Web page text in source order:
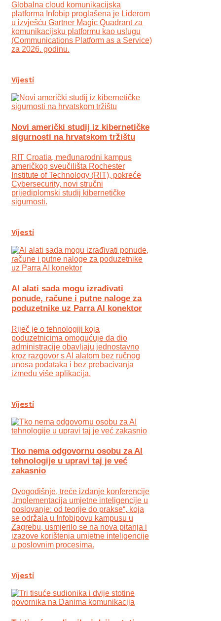
Globalna cloud komunikacijska
platforma Infobip proglašena je Liderom
u izvješću Gartner Magic Quadrant za
komunikacijsku platformu kao uslugu
(Communications Platform as a Service)
za 2026. godinu.
Vijesti
Novi američki studij iz kibernetičke
sigurnosti na hrvatskom tržištu
RIT Croatia, međunarodni kampus
američkog sveučilišta Rochester
Institute of Technology (RIT), pokreće
Cybersecurity, novi stručni
prijediplomski studij kibernetičke
sigurnosti.
Vijesti
AI alati sada mogu izrađivati
ponude, račune i putne naloge za
poduzetnike uz Parra AI konektor
Riječ je o tehnologiji koja
poduzetnicima omogućuje da dio
administracije obavljaju jednostavno
kroz razgovor s AI alatom bez ručnog
unosa podataka i bez prebacivanja
između više aplikacija.
Vijesti
Tko nema odgovornu osobu za AI
tehnologije u upravi taj je već
zakasnio
Ovogodišnje, treće izdanje konferencije
„Implementacija umjetne inteligencije u
poslovanje: od teorije do prakse“, koja
se održala u Infobipovu kampusu u
Zagrebu, usmjerilo se na nova pitanja i
izazove korištenja umjetne inteligencije
u poslovnim procesima.
Vijesti